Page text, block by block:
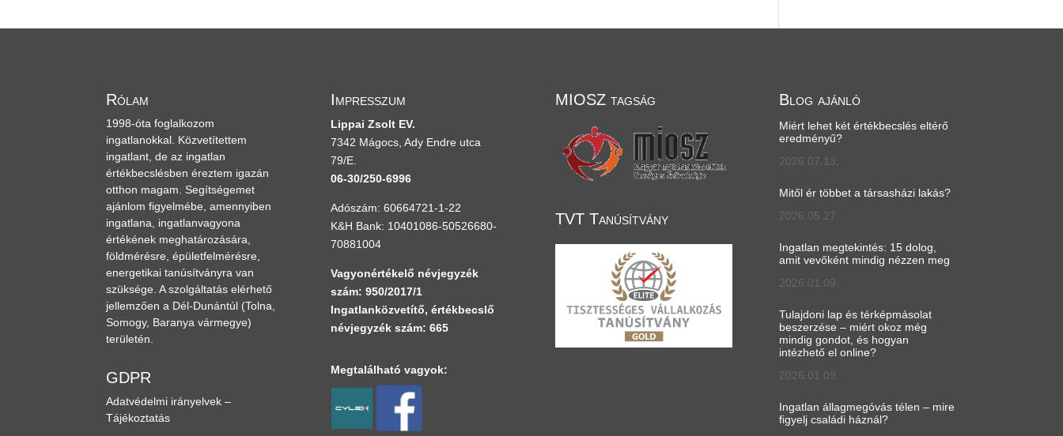
Rólam
1998-óta foglalkozom
ingatlanokkal. Közvetítettem
ingatlant, de az ingatlan
értékbecslésben éreztem igazán
otthon magam. Segítségemet
ajánlom figyelmébe, amennyiben
ingatlana, ingatlanvagyona
értékének meghatározására,
földmérésre, épületfelmérésre,
energetikai tanúsítványra van
szüksége. A szolgáltatás elérhető
jellemzően a Dél-Dunántúl (Tolna,
Somogy, Baranya vármegye)
területén.
GDPR
Adatvédelmi irányelvek –
Tájékoztatás
Impresszum
Lippai Zsolt EV.
7342 Mágocs, Ady Endre utca
79/E.
06-30/250-6996
Adószám: 60664721-1-22
K&H Bank: 10401086-50526680-
70881004
Vagyonértékelő névjegyzék
szám: 950/2017/1
Ingatlanközvetítő, értékbecslő
névjegyzék szám: 665
Megtalálható vagyok:
MIOSZ tagság
TVT Tanúsítvány
Blog ajánló
Miért lehet két értékbecslés eltérő
eredményű?
2026.07.13.
Mitől ér többet a társasházi lakás?
2026.05.27.
Ingatlan megtekintés: 15 dolog,
amit vevőként mindig nézzen meg
2026.01.09.
Tulajdoni lap és térképmásolat
beszerzése – miért okoz még
mindig gondot, és hogyan
intézhető el online?
2026.01.09.
Ingatlan állagmegóvás télen – mire
figyelj családi háznál?